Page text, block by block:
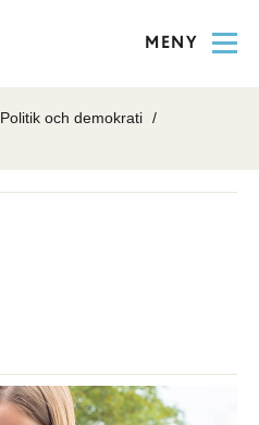
MENY
Politik och demokrati